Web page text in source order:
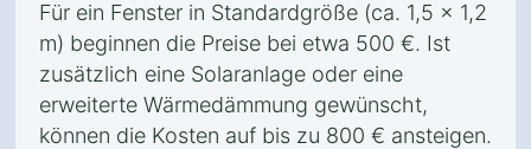
Für ein Fenster in Standardgröße (ca. 1,5 x 1,2
m) beginnen die Preise bei etwa 500 €. Ist
zusätzlich eine Solaranlage oder eine
erweiterte Wärmedämmung gewünscht,
können die Kosten auf bis zu 800 € ansteigen.